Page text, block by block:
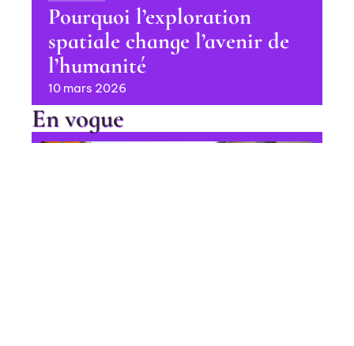
Pourquoi l’exploration
spatiale change l’avenir de
l’humanité
10 mars 2026
En vogue